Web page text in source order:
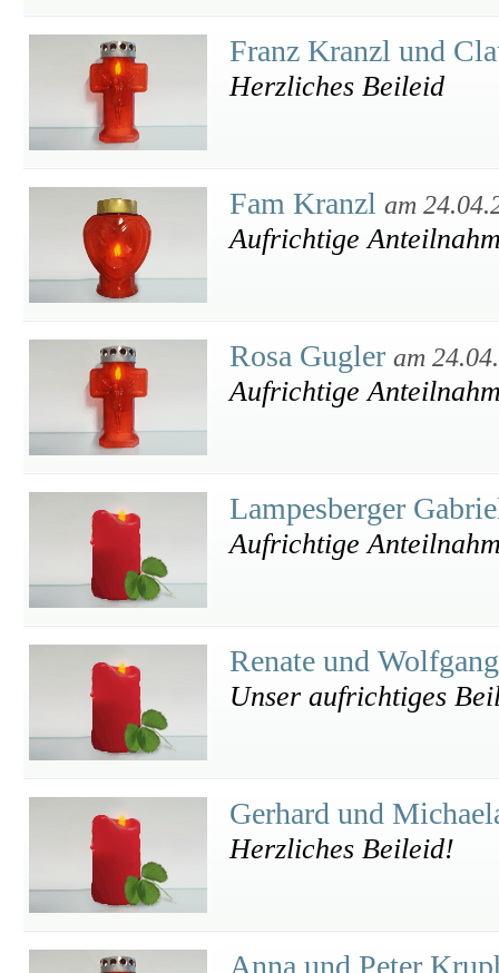
Franz Kranzl und
Herzliches Beileid
Fam Kranzl am
Aufrichtige
Rosa Gugler am
Aufrichtige
Lampesberger
Aufrichtige
Renate und
Unser aufrichtiges
Gerhard und
Herzliches Beileid!
Anna und Peter